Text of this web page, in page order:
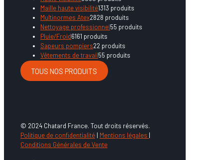
Maille haute visibilité1313 produits
Multinormes Atex2828 produits
Nettoyage professionnel55 produits
Pluie/Froid6161 produits
Sapeurs pompiers22 produits
Vêtements de travail55 produits
TOUS NOS PRODUITS
© 2024 Chatard France. Tout droits réservés.
Politique de confidentialité | Mentions légales |
Conditions Générales de Vente